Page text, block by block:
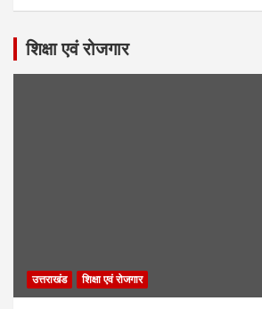
शिक्षा एवं रोजगार
उत्तराखंड शिक्षा एवं रोजगार